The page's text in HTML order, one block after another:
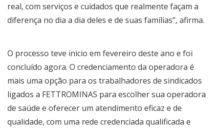
real, com serviços e cuidados que realmente façam a
diferença no dia a dia deles e de suas famílias”, afirma.
O processo teve inicio em fevereiro deste ano e foi
concluído agora. O credenciamento da operadora é
mais uma opção para os trabalhadores de sindicados
ligados a FETTROMINAS para escolher sua operadora
de saúde e oferecer um atendimento eficaz e de
qualidade, com uma rede credenciada qualificada e